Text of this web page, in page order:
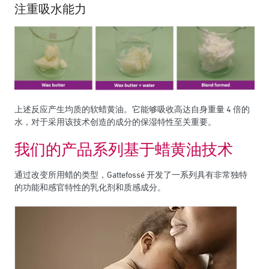
注重吸水能力
上述反应产生均质的软蜡黄油。它能够吸收高达自身重量 4 倍的
水，对于采用该技术创造的成分的保湿特性至关重要。
我们的产品系列基于蜡黄油技术
通过改变所用蜡的类型，Gattefossé 开发了一系列具有非常独特
的功能和感官特性的乳化剂和质感成分。